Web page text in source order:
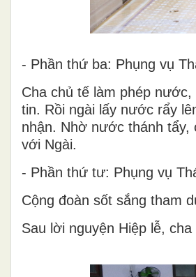
- Phần thứ ba: Phụng vụ
Cha chủ tế làm phép
tin. Rồi ngài lấy nước rẩy
nhận. Nhờ nước thánh
với Ngài.
- Phần thứ tư: Phụng vụ
Cộng đoàn sốt sắng tham
Sau lời nguyện Hiệp lễ,